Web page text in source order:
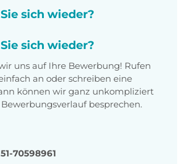
sich wieder?
sich wieder?
uns auf Ihre Bewerbung! Rufen
an oder schreiben eine
können wir ganz unkompliziert
besprechen.
70598961